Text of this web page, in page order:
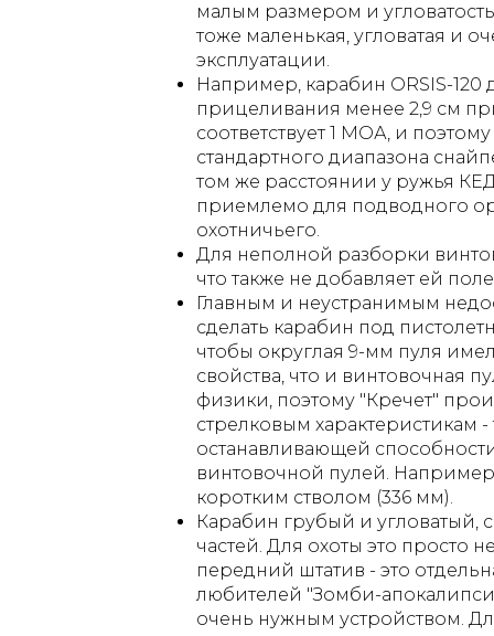
малым размером и
тоже маленькая, угловатая и
эксплуатации.
Например, карабин ORSIS-120
прицеливания менее 2,9 см
соответствует 1 МОА, и
стандартного диапазона
том же расстоянии у ружья
приемлемо для подводного
охотничьего.
Для неполной разборки
что также не добавляет ей
Главным и неустранимым
сделать карабин под
чтобы округлая 9-мм пуля
свойства, что и винтовочная
физики, поэтому "Кречет"
стрелковым характеристикам -
останавливающей
винтовочной пулей.
коротким стволом (336 мм).
Карабин грубый и угловатый,
частей. Для охоты это просто
передний штатив - это
любителей "Зомби-
очень нужным устройством.